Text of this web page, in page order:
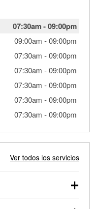
07:30am-09:00pm
09:00am -09:00pm
07:30am -09:00pm
07:30am -09:00pm
07:30am -09:00pm
07:30am -09:00pm
07:30am -09:00pm
Ver todos los servicios